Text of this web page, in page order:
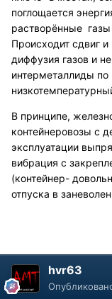
поглощается
растворённые
Происходит сдвиг
диффузия газов и
интерметаллиды по
В принципе,
контейнеровозы с
эксплуатации
вибрация с
(контейнер-
отпуска в
hvr63